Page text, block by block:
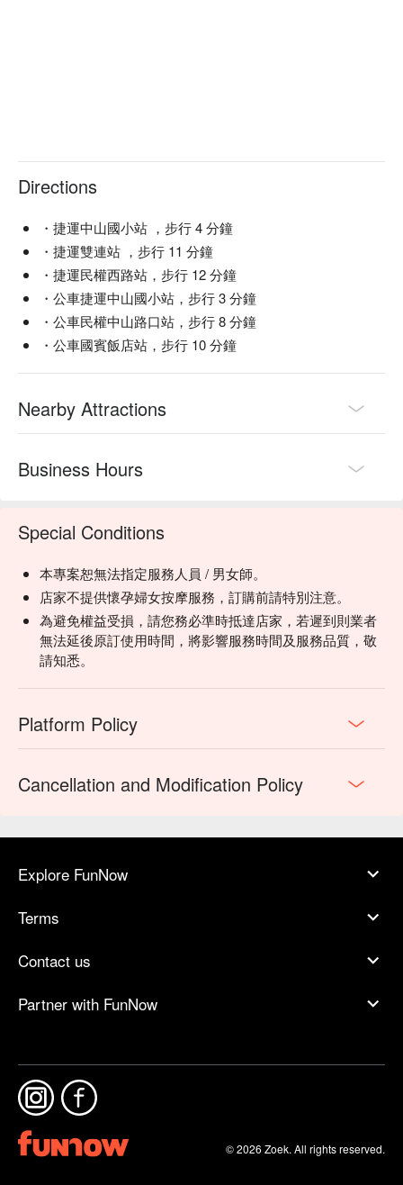
Directions
・捷運中山國小站 ，步行 4 分鐘
・捷運雙連站 ，步行 11 分鐘
・捷運民權西路站，步行 12 分鐘
・公車捷運中山國小站，步行 3 分鐘
・公車民權中山路口站，步行 8 分鐘
・公車國賓飯店站，步行 10 分鐘
Nearby Attractions
Business Hours
Special Conditions
本專案恕無法指定服務人員 / 男女師。
店家不提供懷孕婦女按摩服務，訂購前請特別注意。
為避免權益受損，請您務必準時抵達店家，若遲到則業者
無法延後原訂使用時間，將影響服務時間及服務品質，敬
請知悉。
Platform Policy
Cancellation and Modification Policy
Explore FunNow
Terms
Contact us
Partner with FunNow
© 2026 Zoek. All rights reserved.